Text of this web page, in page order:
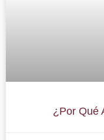
¿Por Qué